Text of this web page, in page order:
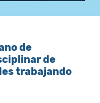
de
de
trabajando